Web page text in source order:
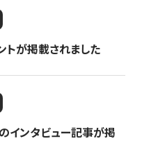
トが掲載されました
インタビュー記事が掲